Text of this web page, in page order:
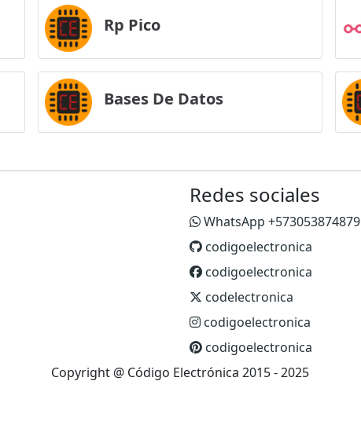
Rp Pico
Bases De Datos
Redes sociales
WhatsApp +573053874879
codigoelectronica
codigoelectronica
codelectronica
codigoelectronica
codigoelectronica
Copyright @ Código Electrónica 2015 - 2025